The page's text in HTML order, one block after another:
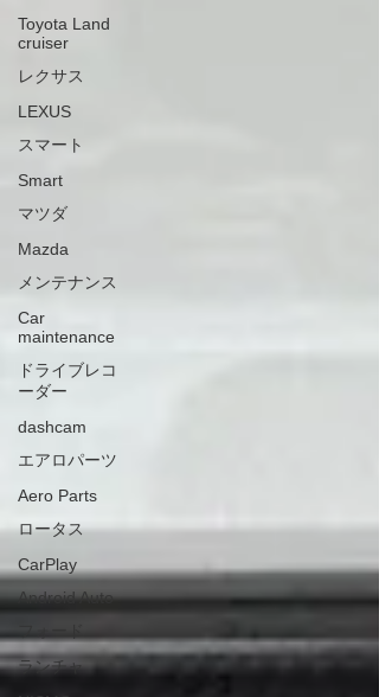
Toyota Land
cruiser
レクサス
LEXUS
スマート
Smart
マツダ
Mazda
メンテナンス
Car
maintenance
ドライブレコ
ーダー
dashcam
エアロパーツ
Aero Parts
ロータス
CarPlay
Android Auto
ランチャ